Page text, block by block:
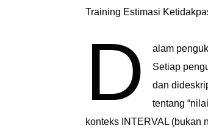
Training Estimasi
D
alam
Setiap
dan
tentang
konteks INTERVAL (bukan